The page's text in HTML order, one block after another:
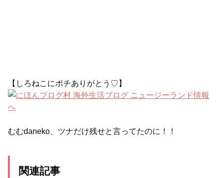
【しろねこにポチありがとう♡】
むむdaneko、ツナだけ残せと言ってたのに！！
関連記事